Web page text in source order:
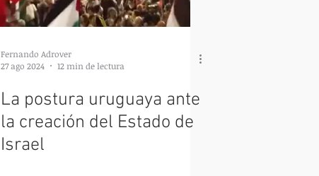
Fernando Adrover
27 ago 2024
12 min de lectura
La postura uruguaya ante
la creación del Estado de
Israel